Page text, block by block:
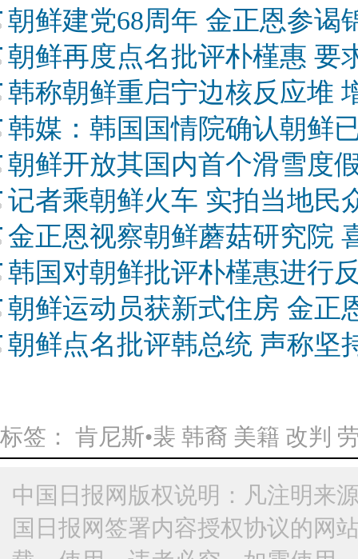
朝鲜建党68周年 金正恩参谒
朝鲜再度点名批评朴槿惠 要
韩称朝鲜重启宁边核反应堆
韩媒：韩国国情院确认朝鲜
朝鲜开放其国内首个滑雪度
记者乘朝鲜火车 实拍当地民
金正恩视察朝鲜蘑菇研究院
韩国对朝鲜批评朴槿惠进行
朝鲜运动员获新式住房 金正
朝鲜点名批评韩总统 声称坚
标签： 肯尼斯•裴 韩裔 美籍 改判
中国日报网版权说明：凡注明来
国日报网签署内容授权协议的网